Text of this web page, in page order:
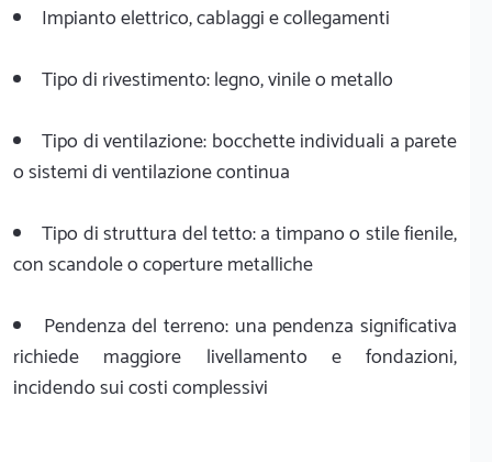
Impianto elettrico, cablaggi e collegamenti
Tipo di rivestimento: legno, vinile o metallo
Tipo di ventilazione: bocchette individuali a parete
o sistemi di ventilazione continua
Tipo di struttura del tetto: a timpano o stile fienile,
con scandole o coperture metalliche
Pendenza del terreno: una pendenza significativa
richiede maggiore livellamento e fondazioni,
incidendo sui costi complessivi